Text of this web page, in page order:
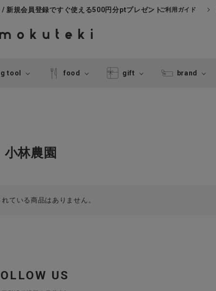
新規会員登録ですぐ使える500円分ptプレゼントご利用ガイド
tool food gift brand
小林農園
ている商品はありません。
US